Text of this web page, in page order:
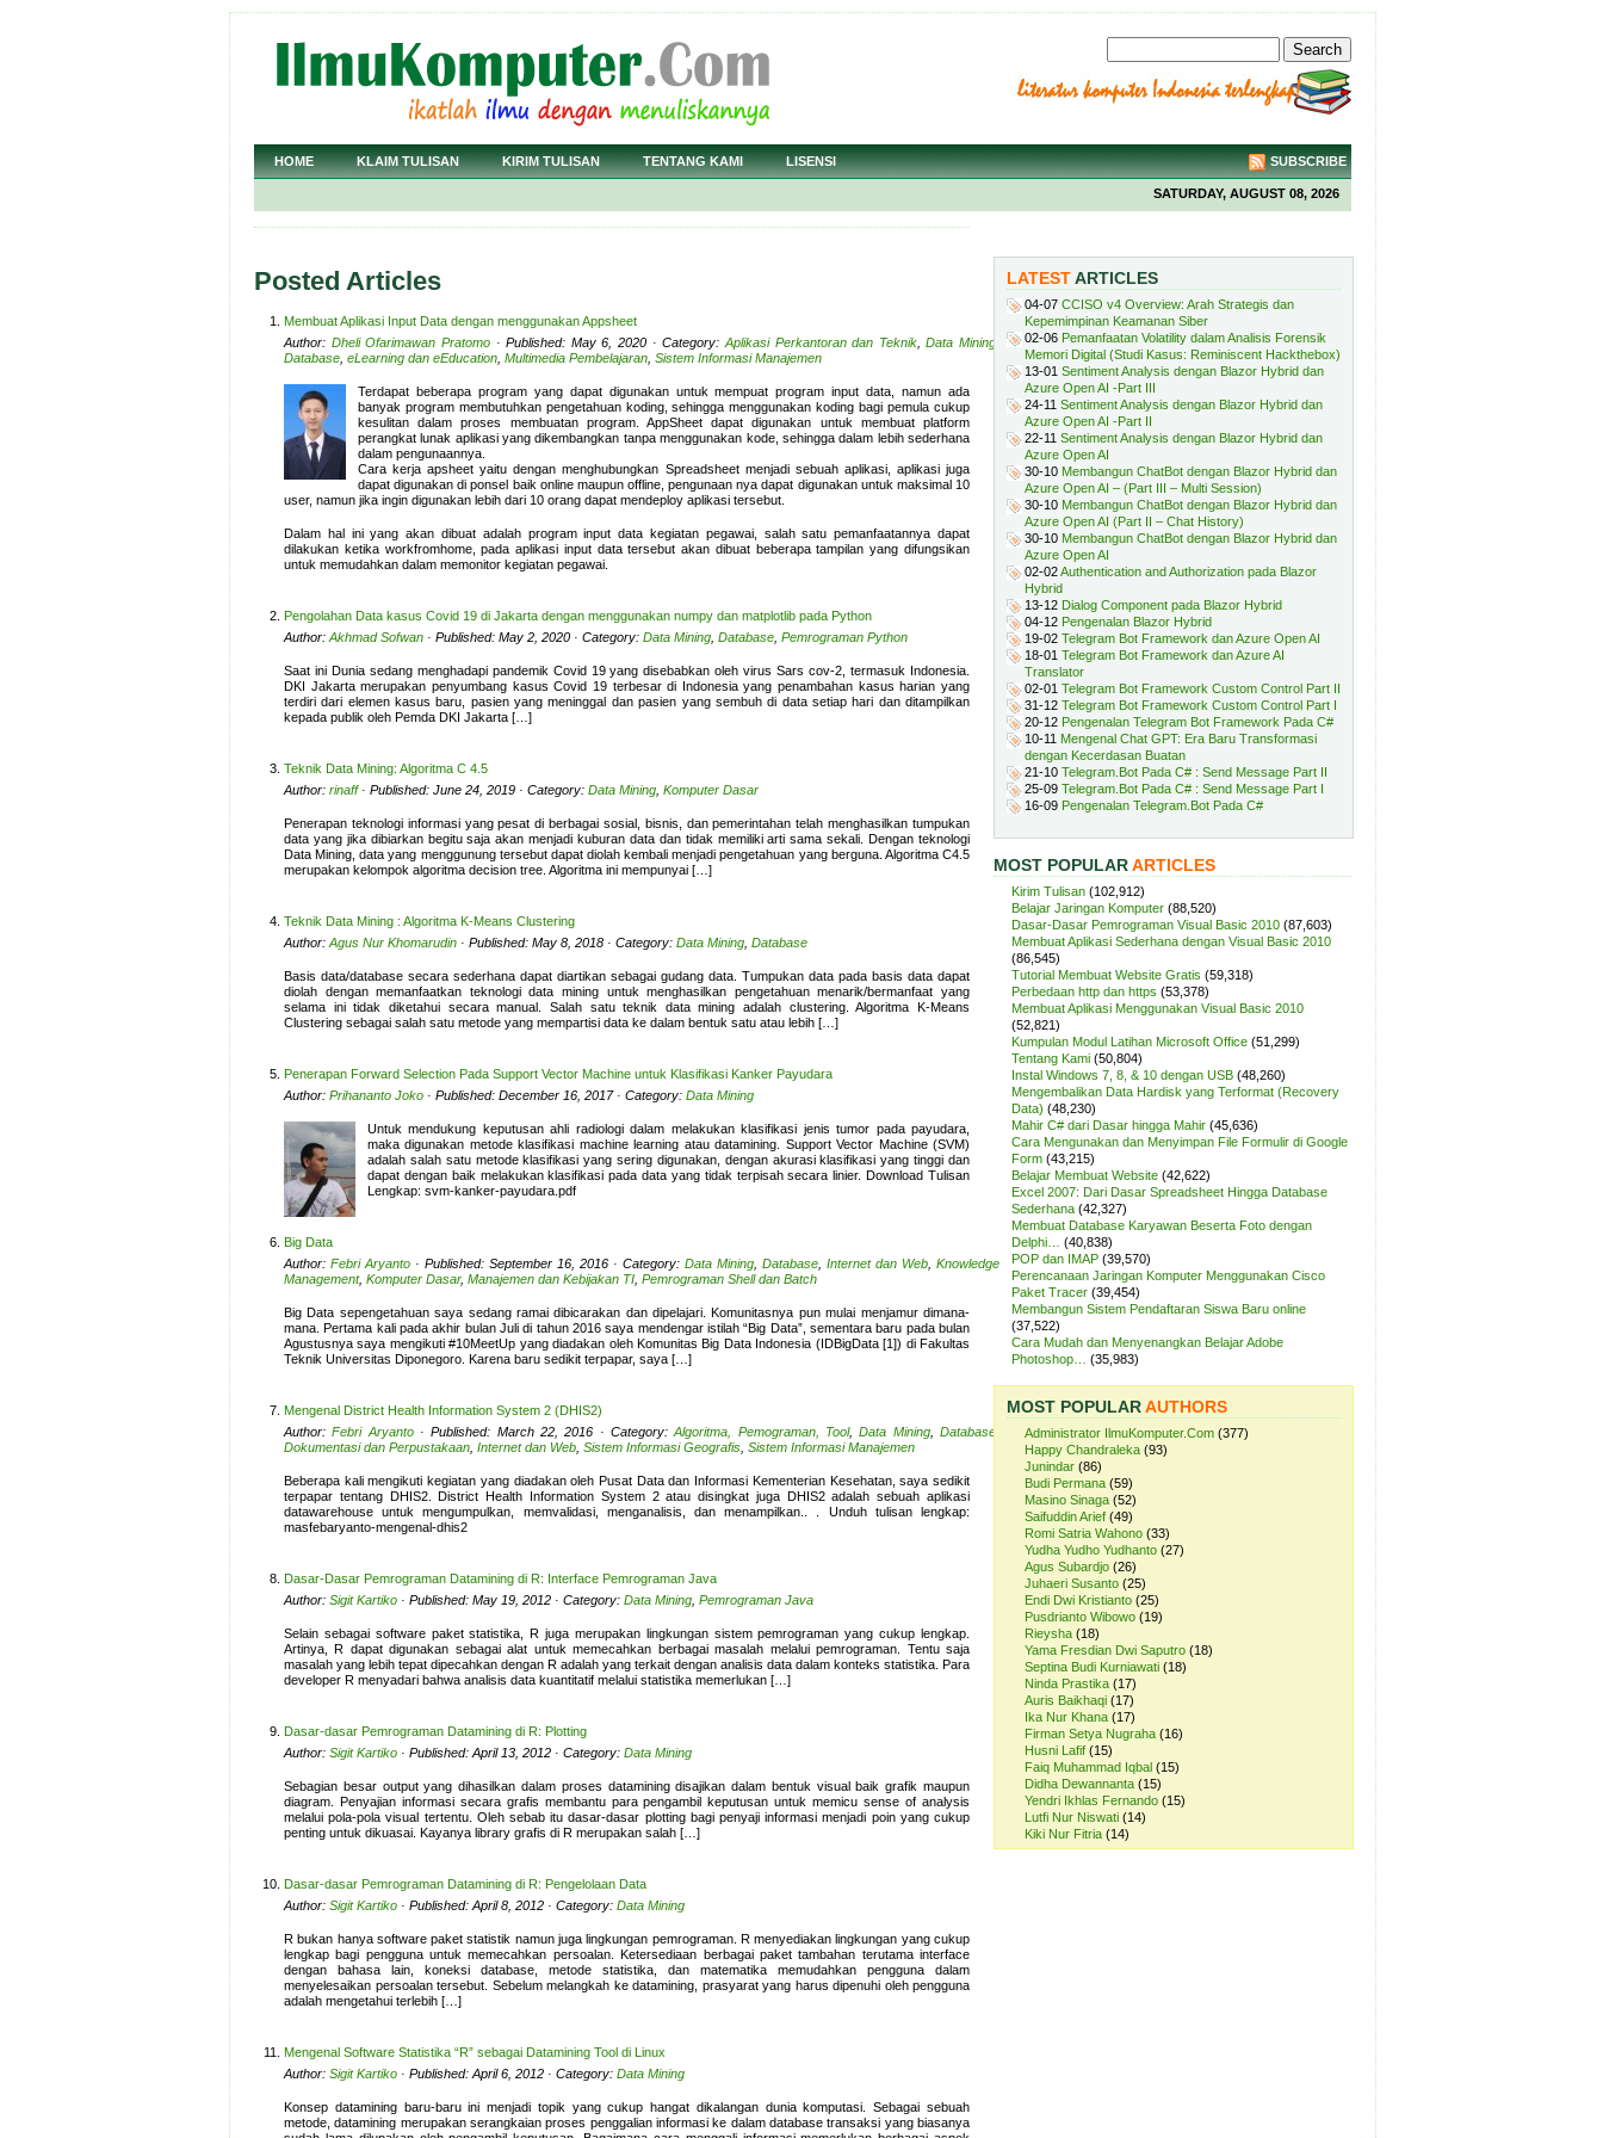
HOME KLAIM TULISAN KIRIM TULISAN TENTANG KAMI LISENSI SUBSCRIBE
SATURDAY, AUGUST 08, 2026
Posted Articles
Membuat Aplikasi Input Data dengan menggunakan Appsheet
Author: Dheli Ofarimawan Pratomo· Published: May 6, 2020 · Category: Aplikasi Perkantoran dan Teknik,Data Mining
Database eLearning dan eEducation Multimedia Pembelajaran Sistem Informasi Manajemen
Terdapat beberapa program yang dapat digunakan untuk mempuat program input data, namun ada
banyak program membutuhkan pengetahuan koding, sehingga menggunakan koding bagi pemula cukup
kesulitan dalam proses membuatan program. AppSheet dapat digunakan untuk membuat platform
perangkat lunak aplikasi yang dikembangkan tanpa menggunakan kode, sehingga dalam lebih sederhana
dalam pengunaannya.
Cara kerja apsheet yaitu dengan menghubungkan Spreadsheet menjadi sebuah aplikasi, aplikasi juga
dapat digunakan di ponsel baik online maupun offline, pengunaan nya dapat digunakan untuk maksimal 10
user, namun jika ingin digunakan lebih dari 10 orang dapat mendeploy aplikasi tersebut.
Dalam hal ini yang akan dibuat adalah program input data kegiatan pegawai, salah satu pemanfaatannya dapat
dilakukan ketika workfromhome, pada aplikasi input data tersebut akan dibuat beberapa tampilan yang difungsikan
untuk memudahkan dalam memonitor kegiatan pegawai.
Pengolahan Data kasus Covid 19 di Jakarta dengan menggunakan numpy dan matplotlib pada Python
Author: Akhmad Sofwan · Published: May 2, 2020 · Category: Data Mining Database Pemrograman Python
Saat ini Dunia sedang menghadapi pandemik Covid 19 yang disebabkan oleh virus Sars cov-2, termasuk Indonesia.
DKI Jakarta merupakan penyumbang kasus Covid 19 terbesar di Indonesia yang penambahan kasus harian yang
terdiri dari elemen kasus baru, pasien yang meninggal dan pasien yang sembuh di data setiap hari dan ditampilkan
kepada publik oleh Pemda DKI Jakarta […]
Teknik Data Mining: Algoritma C 4.5
Author: rinaff· Published: June 24, 2019 · Category: Data Mining Komputer Dasar
Penerapan teknologi informasi yang pesat di berbagai sosial, bisnis, dan pemerintahan telah menghasilkan tumpukan
data yang jika dibiarkan begitu saja akan menjadi kuburan data dan tidak memiliki arti sama sekali. Dengan teknologi
Data Mining, data yang menggunung tersebut dapat diolah kembali menjadi pengetahuan yang berguna. Algoritma C4.5
merupakan kelompok algoritma decision tree. Algoritma ini mempunyai […]
Teknik Data Mining : Algoritma K-Means Clustering
Author: Agus Nur Khomarudin · Published: May 8, 2018 · Category: Data Mining Database
Basis data/database secara sederhana dapat diartikan sebagai gudang data. Tumpukan data pada basis data dapat
diolah dengan memanfaatkan teknologi data mining untuk menghasilkan pengetahuan menarik/bermanfaat yang
selama ini tidak diketahui secara manual. Salah satu teknik data mining adalah clustering. Algoritma K-Means
Clustering sebagai salah satu metode yang mempartisi data ke dalam bentuk satu atau lebih […]
Penerapan Forward Selection Pada Support Vector Machine untuk Klasifikasi Kanker Payudara
Author: Prihananto Joko · Published: December 16, 2017 · Category: Data Mining
Untuk mendukung keputusan ahli radiologi dalam melakukan klasifikasi jenis tumor pada payudara,
maka digunakan metode klasifikasi machine learning atau datamining. Support Vector Machine (SVM)
adalah salah satu metode klasifikasi yang sering digunakan, dengan akurasi klasifikasi yang tinggi dan
dapat dengan baik melakukan klasifikasi pada data yang tidak terpisah secara linier. Download Tulisan
Lengkap: svm-kanker-payudara.pdf
Big Data
Author: Febri Aryanto · Published: September 16, 2016 · Category: Data Mining Database Internet dan Web Knowledge
Management, Komputer Dasar, Manajemen dan Kebijakan TI Pemrograman Shell dan Batch
Big Data sepengetahuan saya sedang ramai dibicarakan dan dipelajari. Komunitasnya pun mulai menjamur dimana-
mana. Pertama kali pada akhir bulan Juli di tahun 2016 saya mendengar istilah “Big Data”, sementara baru pada bulan
Agustusnya saya mengikuti #10MeetUp yang diadakan oleh Komunitas Big Data Indonesia (IDBigData [1]) di Fakultas
Teknik Universitas Diponegoro. Karena baru sedikit terpapar, saya […]
Mengenal District Health Information System 2 (DHIS2)
Author:Febri Aryanto· Published: March 22, 2016 · Category:Algoritma, Pemograman, Tool,Data Mining,Database
Dokumentasi dan Perpustakaan Internet dan Web Sistem Informasi Geografis Sistem Informasi Manajemen
Beberapa kali mengikuti kegiatan yang diadakan oleh Pusat Data dan Informasi Kementerian Kesehatan, saya sedikit
terpapar tentang DHIS2. District Health Information System 2 atau disingkat juga DHIS2 adalah sebuah aplikasi
datawarehouse untuk mengumpulkan, memvalidasi, menganalisis, dan menampilkan.. . Unduh tulisan lengkap:
masfebaryanto-mengenal-dhis2
Dasar-Dasar Pemrograman Datamining di R: Interface Pemrograman Java
Author: Sigit Kartiko · Published: May 19, 2012 · Category: Data Mining Pemrograman Java
Selain sebagai software paket statistika, R juga merupakan lingkungan sistem pemrograman yang cukup lengkap.
Artinya, R dapat digunakan sebagai alat untuk memecahkan berbagai masalah melalui pemrograman. Tentu saja
masalah yang lebih tepat dipecahkan dengan R adalah yang terkait dengan analisis data dalam konteks statistika. Para
developer R menyadari bahwa analisis data kuantitatif melalui statistika memerlukan […]
Dasar-dasar Pemrograman Datamining di R: Plotting
Author: Sigit Kartiko · Published: April 13, 2012 · Category: Data Mining
Sebagian besar output yang dihasilkan dalam proses datamining disajikan dalam bentuk visual baik grafik maupun
diagram. Penyajian informasi secara grafis membantu para pengambil keputusan untuk memicu sense of analysis
melalui pola-pola visual tertentu. Oleh sebab itu dasar-dasar plotting bagi penyaji informasi menjadi poin yang cukup
penting untuk dikuasai. Kayanya library grafis di R merupakan salah […]
Dasar-dasar Pemrograman Datamining di R: Pengelolaan Data
Author: Sigit Kartiko · Published: April 8, 2012 · Category: Data Mining
R bukan hanya software paket statistik namun juga lingkungan pemrograman. R menyediakan lingkungan yang cukup
lengkap bagi pengguna untuk memecahkan persoalan. Ketersediaan berbagai paket tambahan terutama interface
dengan bahasa lain, koneksi database, metode statistika, dan matematika memudahkan pengguna dalam
menyelesaikan persoalan tersebut. Sebelum melangkah ke datamining, prasyarat yang harus dipenuhi oleh pengguna
adalah mengetahui terlebih […]
Mengenal Software Statistika “R” sebagai Datamining Tool di Linux
Author: Sigit Kartiko · Published: April 6, 2012 · Category: Data Mining
Konsep datamining baru-baru ini menjadi topik yang cukup hangat dikalangan dunia komputasi. Sebagai sebuah
metode, datamining merupakan serangkaian proses penggalian informasi ke dalam database transaksi yang biasanya
LATESTARTICLES
04-07 CCISO v4 Overview: Arah Strategis dan
Kepemimpinan Keamanan Siber
02-06 Pemanfaatan Volatility dalam Analisis Forensik
Memori Digital (Studi Kasus: Reminiscent Hackthebox)
13-01 Sentiment Analysis dengan Blazor Hybrid dan
Azure Open AI -Part III
24-11 Sentiment Analysis dengan Blazor Hybrid dan
Azure Open AI -Part II
22-11 Sentiment Analysis dengan Blazor Hybrid dan
Azure Open AI
30-10 Membangun ChatBot dengan Blazor Hybrid dan
Azure Open AI – (Part III – Multi Session)
30-10 Membangun ChatBot dengan Blazor Hybrid dan
Azure Open AI (Part II – Chat History)
30-10 Membangun ChatBot dengan Blazor Hybrid dan
Azure Open AI
02-02Authentication and Authorization pada Blazor
Hybrid
13-12 Dialog Component pada Blazor Hybrid
04-12 Pengenalan Blazor Hybrid
19-02 Telegram Bot Framework dan Azure Open AI
18-01 Telegram Bot Framework dan Azure AI
Translator
02-01 Telegram Bot Framework Custom Control Part II
31-12 Telegram Bot Framework Custom Control Part I
20-12 Pengenalan Telegram Bot Framework Pada C#
10-11 Mengenal Chat GPT: Era Baru Transformasi
dengan Kecerdasan Buatan
21-10 Telegram.Bot Pada C# : Send Message Part II
25-09 Telegram.Bot Pada C# : Send Message Part I
16-09 Pengenalan Telegram.Bot Pada C#
MOST POPULARARTICLES
Kirim Tulisan (102,912)
Belajar Jaringan Komputer (88,520)
Dasar-Dasar Pemrograman Visual Basic 2010 (87,603)
Membuat Aplikasi Sederhana dengan Visual Basic 2010
(86,545)
Tutorial Membuat Website Gratis (59,318)
Perbedaan http dan https (53,378)
Membuat Aplikasi Menggunakan Visual Basic 2010
(52,821)
Kumpulan Modul Latihan Microsoft Office (51,299)
Tentang Kami (50,804)
Instal Windows 7, 8, & 10 dengan USB (48,260)
Mengembalikan Data Hardisk yang Terformat (Recovery
Data) (48,230)
Mahir C# dari Dasar hingga Mahir (45,636)
Cara Mengunakan dan Menyimpan File Formulir di Google
Form (43,215)
Belajar Membuat Website (42,622)
Excel 2007: Dari Dasar Spreadsheet Hingga Database
Sederhana (42,327)
Membuat Database Karyawan Beserta Foto dengan
Delphi…
(40,838)
POP dan IMAP (39,570)
Perencanaan Jaringan Komputer Menggunakan Cisco
Paket Tracer (39,454)
Membangun Sistem Pendaftaran Siswa Baru online
(37,522)
Cara Mudah dan Menyenangkan Belajar Adobe
Photoshop…
(35,983)
MOST POPULARAUTHORS
Administrator IlmuKomputer.Com (377)
Happy Chandraleka (93)
Junindar (86)
Budi Permana (59)
Masino Sinaga (52)
Saifuddin Arief (49)
Romi Satria Wahono (33)
Yudha Yudho Yudhanto (27)
Agus Subardjo (26)
Juhaeri Susanto (25)
Endi Dwi Kristianto (25)
Pusdrianto Wibowo (19)
Rieysha (18)
Yama Fresdian Dwi Saputro (18)
Septina Budi Kurniawati (18)
Ninda Prastika (17)
Auris Baikhaqi (17)
Ika Nur Khana (17)
Firman Setya Nugraha (16)
Husni Lafif (15)
Faiq Muhammad Iqbal (15)
Didha Dewannanta (15)
Yendri Ikhlas Fernando (15)
Lutfi Nur Niswati (14)
Kiki Nur Fitria (14)